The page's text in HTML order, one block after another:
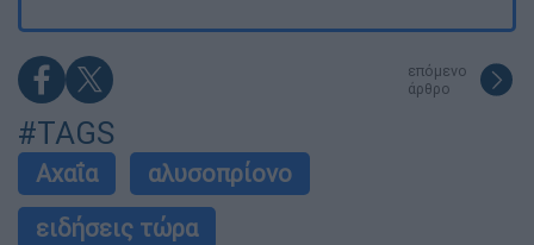
επόμενο
άρθρο
#TAGS
Αχαΐα
αλυσοπρίονο
ειδήσεις τώρα